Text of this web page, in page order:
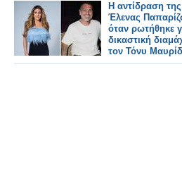
Η αντίδραση της
Έλενας
όταν ρωτήθηκε
δικαστική
τον Τόνυ